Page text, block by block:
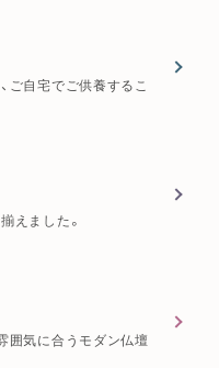
ご自宅でご供養するこ
えました。
囲気に合うモダン仏壇